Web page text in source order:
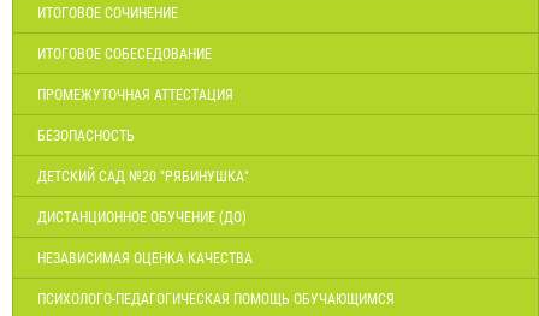
ИТОГОВОЕ СОЧИНЕНИЕ
ИТОГОВОЕ СОБЕСЕДОВАНИЕ
ПРОМЕЖУТОЧНАЯ АТТЕСТАЦИЯ
БЕЗОПАСНОСТЬ
ДЕТСКИЙ САД №20 "РЯБИНУШКА"
ДИСТАНЦИОННОЕ ОБУЧЕНИЕ (ДО)
НЕЗАВИСИМАЯ ОЦЕНКА КАЧЕСТВА
ПСИХОЛОГО-ПЕДАГОГИЧЕСКАЯ ПОМОЩЬ ОБУЧАЮЩИМСЯ